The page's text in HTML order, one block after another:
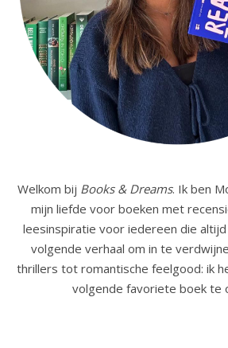
Welkom bij Books & Dreams. Ik ben
mijn liefde voor boeken met
leesinspiratie voor iedereen die
volgende verhaal om in te
thrillers tot romantische feelgood: ik
volgende favoriete boek te